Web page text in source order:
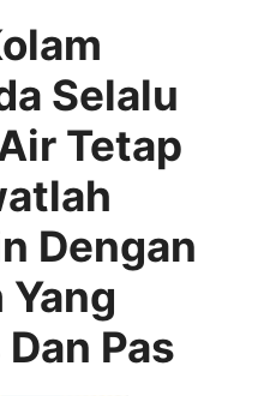
Selalu
Tetap
Dengan
Yang
Pas